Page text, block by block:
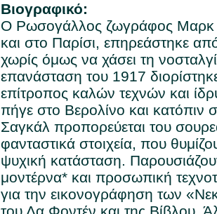
Βιογραφικό:
Ο Ρωσογάλλος ζωγράφος Μαρκ
και στο Παρίσι, επηρεάστηκε
χωρίς όμως να χάσει τη
επανάσταση του 1917
επίτροπος καλών τεχνών και
πήγε στο Βερολίνο και κατόπιν
Σαγκάλ προπορεύεται του
φανταστικά στοιχεία, που
ψυχική κατάσταση.
μοντέρνα* και προσωπική
για την εικονογράφηση των